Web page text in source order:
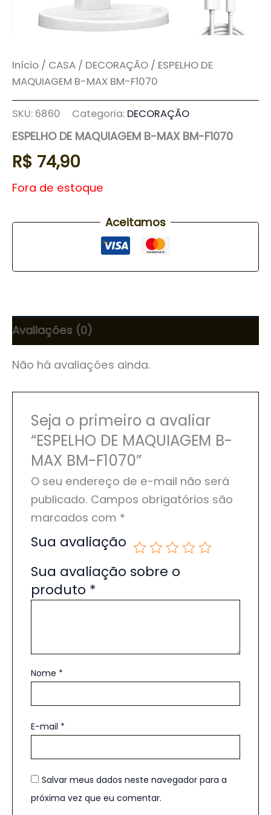
Início / CASA / DECORAÇÃO / ESPELHO DE
MAQUIAGEM B-MAX BM-F1070
SKU: 6860 Categoria: DECORAÇÃO
ESPELHO DE MAQUIAGEM B-MAX BM-F1070
R$ 74,90
Fora de estoque
Aceitamos
Avaliações (0)
Não há avaliações ainda.
Seja o primeiro a avaliar
“ESPELHO DE MAQUIAGEM B-
MAX BM-F1070”
O seu endereço de e-mail não será
publicado. Campos obrigatórios são
marcados com *
Sua avaliação
Sua avaliação sobre o
produto *
Nome *
E-mail *
Salvar meus dados neste navegador para a
próxima vez que eu comentar.